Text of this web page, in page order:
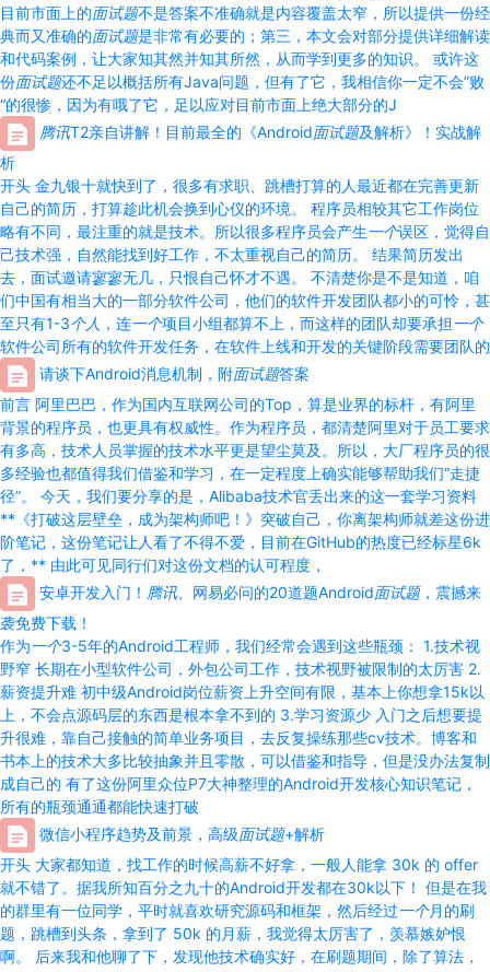
目前市面上的面试题不是答案不准确就是内容覆盖太窄，所以提供一份经
典而又准确的面试题是非常有必要的；第三，本文会对部分提供详细解读
和代码案例，让大家知其然并知其所然，从而学到更多的知识。 或许这
份面试题还不足以概括所有Java问题，但有了它，我相信你一定不会”败
“的很惨，因为有哦了它，足以应对目前市面上绝大部分的J
腾讯T2亲自讲解！目前最全的《Android面试题及解析》！实战解
析
开头 金九银十就快到了，很多有求职、跳槽打算的人最近都在完善更新
自己的简历，打算趁此机会换到心仪的环境。 程序员相较其它工作岗位
略有不同，最注重的就是技术。所以很多程序员会产生一个误区，觉得自
己技术强，自然能找到好工作，不太重视自己的简历。 结果简历发出
去，面试邀请寥寥无几，只恨自己怀才不遇。 不清楚你是不是知道，咱
们中国有相当大的一部分软件公司，他们的软件开发团队都小的可怜，甚
至只有1-3个人 ，连一个项目小组都算不上，而这样的团队却要承担 一个
软件公司所有的软件开发任务，在软件上线和开发的关键阶段需要团队的
请谈下Android消息机制，附面试题答案
前言 阿里巴巴，作为国内互联网公司的Top，算是业界的标杆，有阿里
背景的程序员，也更具有权威性。作为程序员，都清楚阿里对于员工要求
有多高，技术人员掌握的技术水平更是望尘莫及。所以，大厂程序员的很
多经验也都值得我们借鉴和学习，在一定程度上确实能够帮助我们“走捷
径”。 今天，我们要分享的是，Alibaba技术官丢出来的这一套学习资料
**《打破这层壁垒，成为架构师吧！》突破自己，你离架构师就差这份进
阶笔记，这份笔记让人看了不得不爱，目前在GitHub的热度已经标星6k
了，** 由此可见同行们对这份文档的认可程度，
安卓开发入门！ 腾讯 、网易必问的20道题Android面试题，震撼来
袭免费下载！
作为一个3-5年的Android工程师，我们经常会遇到这些瓶颈： 1.技术视
野窄 长期在小型软件公司，外包公司工作，技术视野被限制的太厉害 2.
薪资提升难 初中级Android岗位薪资上升空间有限，基本上你想拿15k以
上，不会点源码层的东西是根本拿不到的 3.学习资源少 入门之后想要提
升很难，靠自己接触的简单业务项目，去反复操练那些cv技术。博客和
书本上的技术大多比较抽象并且零散，可以借鉴和指导，但是没办法复制
成自己的 有了这份阿里众位P7大神整理的Android开发核心知识笔记，
所有的瓶颈通通都能快速打破
微信小程序趋势及前景，高级面试题+解析
开头 大家都知道，找工作的时候高薪不好拿，一般人能拿 30k 的 offer
就不错了。据我所知百分之九十的Android开发都在30k以下！ 但是在我
的群里有一位同学，平时就喜欢研究源码和框架，然后经过一个月的刷
题，跳槽到头条，拿到了 50k 的月薪，我觉得太厉害了，羡慕嫉妒恨
啊。 后来我和他聊了下，发现他技术确实好，在刷题期间，除了算法，